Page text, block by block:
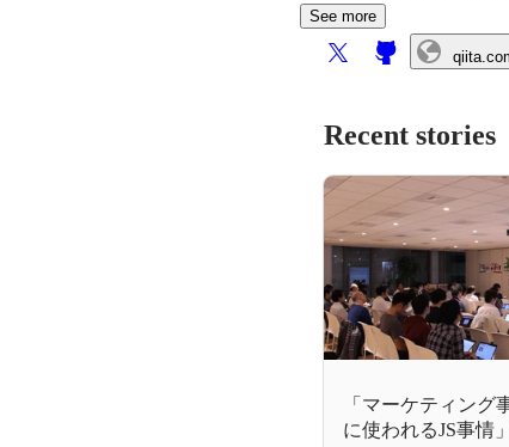
See more
Recent stories
「マーケティング
に使われるJS事情